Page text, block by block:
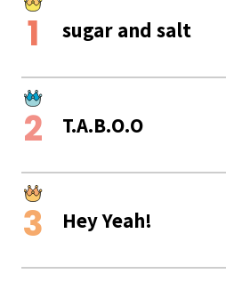
sugar and salt
T.A.B.O.O
Hey Yeah!